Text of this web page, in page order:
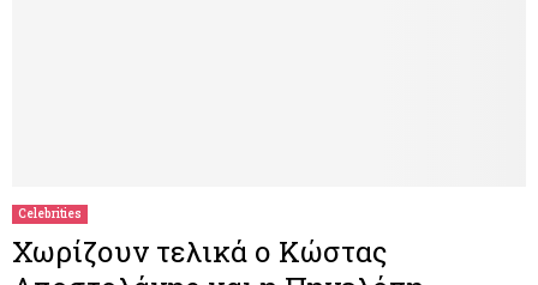
Celebrities
Χωρίζουν τελικά ο Κώστας